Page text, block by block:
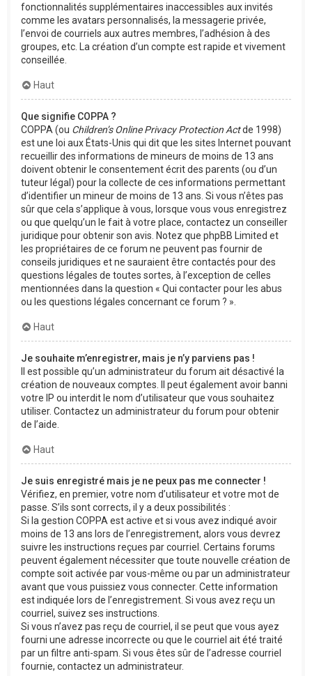
fonctionnalités supplémentaires inaccessibles aux invités
comme les avatars personnalisés, la messagerie privée,
l’envoi de courriels aux autres membres, l’adhésion à des
groupes, etc. La création d’un compte est rapide et vivement
conseillée.
Haut
Que signifie COPPA ?
COPPA (ou Children’s Online Privacy Protection Actde 1998)
est une loi aux États-Unis qui dit que les sites Internet pouvant
recueillir des informations de mineurs de moins de 13 ans
doivent obtenir le consentement écrit des parents (ou d’un
tuteur légal) pour la collecte de ces informations permettant
d’identifier un mineur de moins de 13 ans. Si vous n’êtes pas
sûr que cela s’applique à vous, lorsque vous vous enregistrez
ou que quelqu’un le fait à votre place, contactez un conseiller
juridique pour obtenir son avis. Notez que phpBB Limited et
les propriétaires de ce forum ne peuvent pas fournir de
conseils juridiques et ne sauraient être contactés pour des
questions légales de toutes sortes, à l’exception de celles
mentionnées dans la question « Qui contacter pour les abus
ou les questions légales concernant ce forum ? ».
Haut
Je souhaite m’enregistrer, mais je n’y parviens pas !
Il est possible qu’un administrateur du forum ait désactivé la
création de nouveaux comptes. Il peut également avoir banni
votre IP ou interdit le nom d’utilisateur que vous souhaitez
utiliser. Contactez un administrateur du forum pour obtenir
de l’aide.
Haut
Je suis enregistré mais je ne peux pas me connecter !
Vérifiez, en premier, votre nom d’utilisateur et votre mot de
passe. S’ils sont corrects, il y a deux possibilités :
Si la gestion COPPA est active et si vous avez indiqué avoir
moins de 13 ans lors de l’enregistrement, alors vous devrez
suivre les instructions reçues par courriel. Certains forums
peuvent également nécessiter que toute nouvelle création de
compte soit activée par vous-même ou par un administrateur
avant que vous puissiez vous connecter. Cette information
est indiquée lors de l’enregistrement. Si vous avez reçu un
courriel, suivez ses instructions.
Si vous n’avez pas reçu de courriel, il se peut que vous ayez
fourni une adresse incorrecte ou que le courriel ait été traité
par un filtre anti-spam. Si vous êtes sûr de l’adresse courriel
fournie, contactez un administrateur.